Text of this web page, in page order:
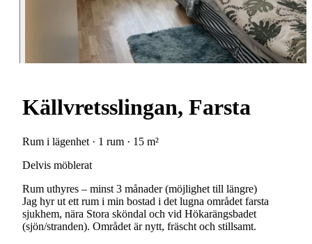
Källvretsslingan, Farsta
Rum i lägenhet · 1 rum · 15 m²
Delvis möblerat
Rum uthyres – minst 3 månader (möjlighet till längre)
Jag hyr ut ett rum i min bostad i det lugna området farsta
sjukhem, nära Stora sköndal och vid Hökarängsbadet
(sjön/stranden). Området är nytt, fräscht och stillsamt.